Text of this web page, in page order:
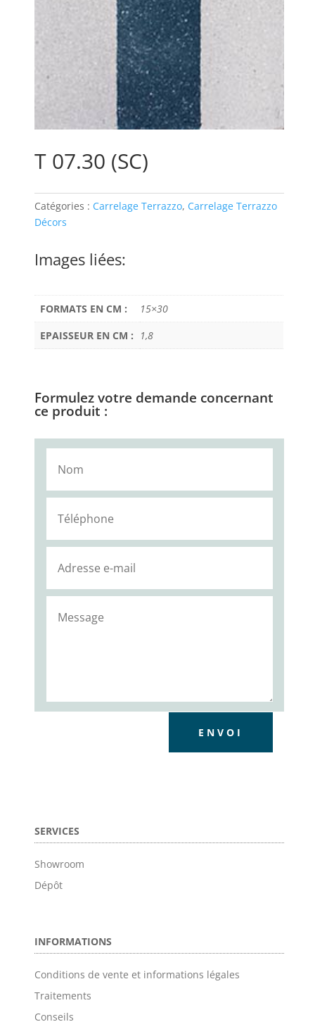
T 07.30 (SC)
Catégories : Carrelage Terrazzo, Carrelage Terrazzo
Décors
Images liées:
FORMATS EN CM :
15×30
EPAISSEUR EN CM :
1,8
Formulez votre demande concernant
ce produit :
ENVOI
SERVICES
Showroom
Dépôt
INFORMATIONS
Conditions de vente et informations légales
Traitements
Conseils